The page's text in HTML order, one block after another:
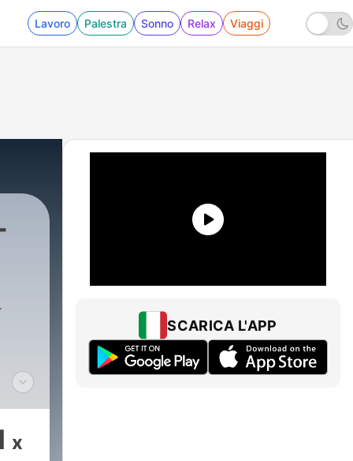
Lavoro Palestra Sonno Relax Viaggi
x
SCARICA L'APP